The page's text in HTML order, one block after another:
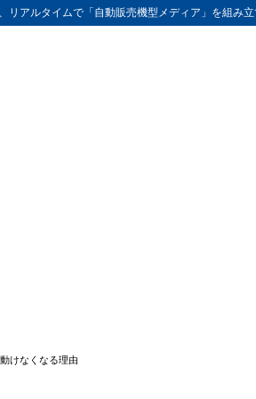
アルタイムで「自動販売機型メディア」を組み立
けなくなる理由